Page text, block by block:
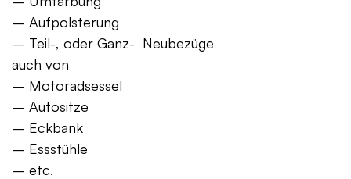
– Aufpolsterung
– Teil-, oder Ganz- Neubezüge
auch von
– Motoradsessel
– Autositze
– Eckbank
– Essstühle
– etc.